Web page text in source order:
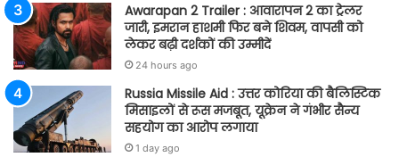
Awarapan 2 Trailer : आवारापन 2 का ट्रेलर
जारी, इमरान हाशमी फिर बने शिवम, वापसी को
लेकर बढ़ी दर्शकों की उम्मीदें
24 hours ago
Russia Missile Aid : उत्तर कोरिया की बैलिस्टिक
मिसाइलों से रूस मजबूत, यूक्रेन ने गंभीर सैन्य
सहयोग का आरोप लगाया
1 day ago